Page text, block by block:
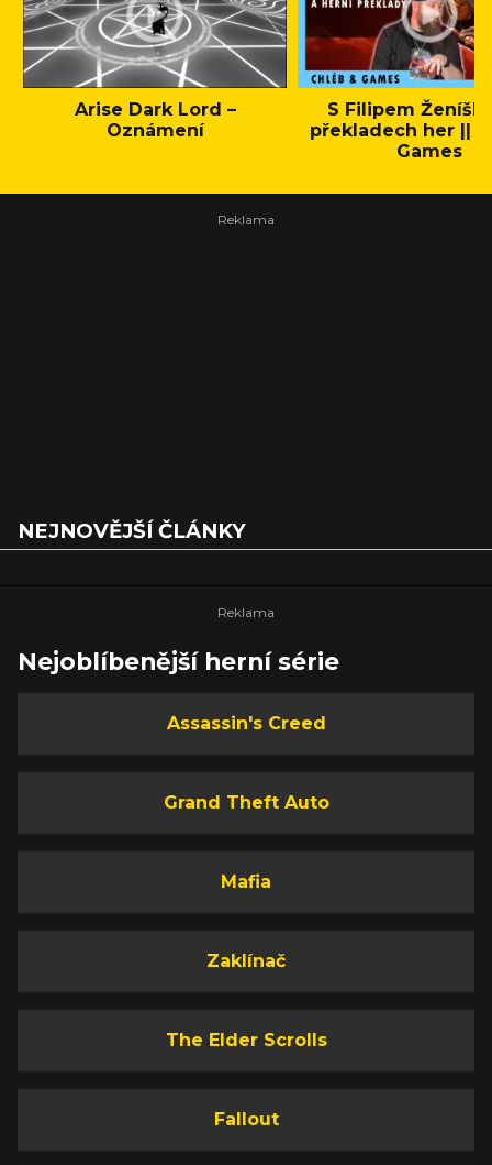
Arise Dark Lord –
Oznámení
S Filipem
překladech her ||
Games
NEJNOVĚJŠÍ ČLÁNKY
Nejoblíbenější herní série
Assassin's Creed
Grand Theft Auto
Mafia
Zaklínač
The Elder Scrolls
Fallout